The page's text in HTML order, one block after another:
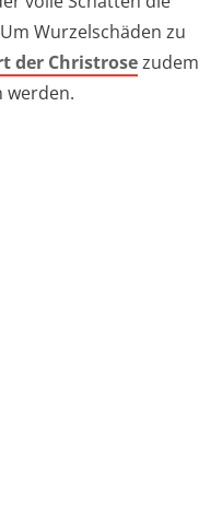
Wurzelschäden zu
der Christrosezudem
werden.